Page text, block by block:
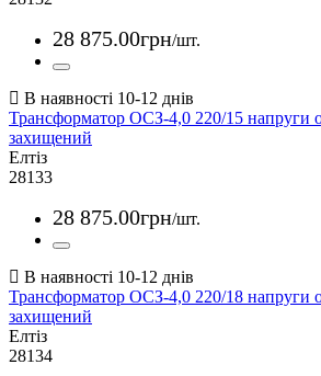
28 875.00грн/шт.
Трансформатор ОСЗ-4,0 220/15 напруги
захищений
Елтіз
28133
28 875.00грн/шт.
Трансформатор ОСЗ-4,0 220/18 напруги
захищений
Елтіз
28134